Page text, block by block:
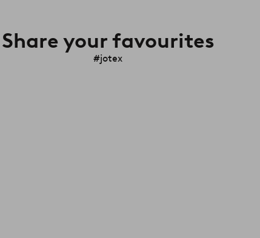
Share your favourites
#jotex